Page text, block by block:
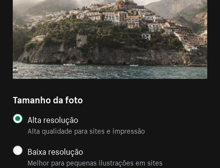
Tamanho da foto
Alta resolução
Alta qualidade para sites e impressão
Baixa resolução
Melhor para pequenas ilustrações em sites